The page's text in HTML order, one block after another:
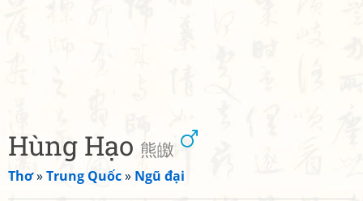
Hùng Hạo 熊皦
Thơ»Trung Quốc» Ngũ đại